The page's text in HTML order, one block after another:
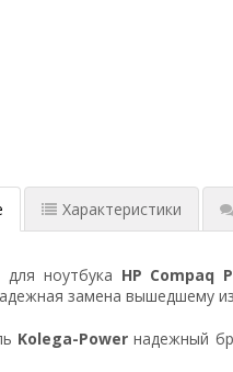
Характеристики
для ноутбука HP Compaq
замена вышедшему
Kolega-Powerнадежный